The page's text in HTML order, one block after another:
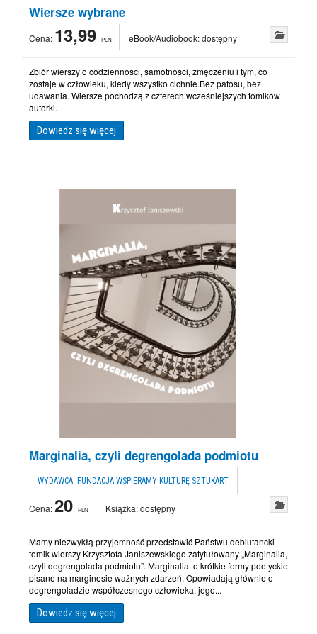
Wiersze wybrane
Cena: 13,99 PLN eBook/Audiobook:dostępny
Zbiór wierszy o codzienności, samotności, zmęczeniu i tym, co
zostaje w człowieku, kiedy wszystko cichnie.Bez patosu, bez
udawania. Wiersze pochodzą z czterech wcześniejszych tomików
autorki.
Dowiedz się więcej
Marginalia, czyli degrengolada podmiotu
WYDAWCA: FUNDACJA WSPIERAMY KULTURĘ SZTUKART
Cena:20 PLN Książka:dostępny
Mamy niezwykłą przyjemność przedstawić Państwu debiutancki
tomik wierszy Krzysztofa Janiszewskiego zatytułowany „Marginalia,
czyli degrengolada podmiotu”. Marginalia to krótkie formy poetyckie
pisane na marginesie ważnych zdarzeń. Opowiadają głównie o
degrengoladzie współczesnego człowieka, jego...
Dowiedz się więcej